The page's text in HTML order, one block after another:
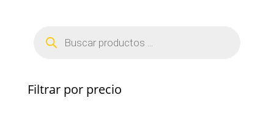
productos
Filtrar por precio